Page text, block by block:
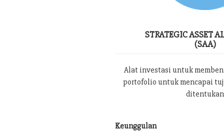
STRATEGIC ASSET
(SAA)
Alat investasi untuk
portofolio untuk mencapai
ditentukan
Keunggulan